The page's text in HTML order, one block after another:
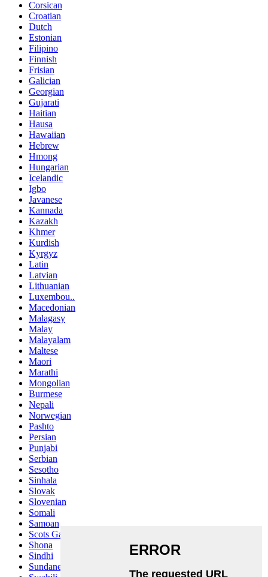
Corsican
Croatian
Dutch
Estonian
Filipino
Finnish
Frisian
Galician
Georgian
Gujarati
Haitian
Hausa
Hawaiian
Hebrew
Hmong
Hungarian
Icelandic
Igbo
Javanese
Kannada
Kazakh
Khmer
Kurdish
Kyrgyz
Latin
Latvian
Lithuanian
Luxembou..
Macedonian
Malagasy
Malay
Malayalam
Maltese
Maori
Marathi
Mongolian
Burmese
Nepali
Norwegian
Pashto
Persian
Punjabi
Serbian
Sesotho
Sinhala
Slovak
Slovenian
Somali
Samoan
Scots Gaelic
Shona
Sindhi
Sundanese